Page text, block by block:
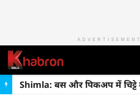
ADVERTISEMENT
मुख्य ख़बरें